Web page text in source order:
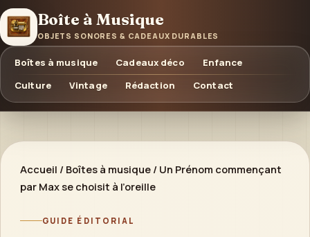
Boîte à Musique
OBJETS SONORES & CADEAUX DURABLES
Boîtes à musique Cadeaux déco
Enfance
Culture
Vintage Rédaction Contact
Accueil / Boîtes à musique / Un Prénom commençant
par Max se choisit à l’oreille
GUIDE ÉDITORIAL